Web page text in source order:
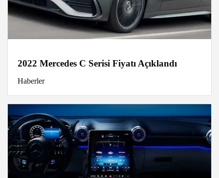
2022 Mercedes C Serisi Fiyatı Açıklandı
Haberler